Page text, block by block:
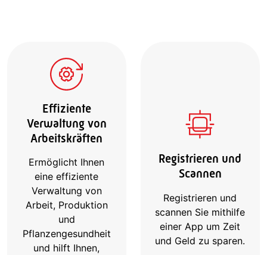
Effiziente
Verwaltung von
Arbeitskräften
Ermöglicht Ihnen
eine effiziente
Verwaltung von
Arbeit, Produktion
und
Pflanzengesundheit
und hilft Ihnen,
Registrieren und
Scannen
Registrieren und
scannen Sie mithilfe
einer App um Zeit
und Geld zu sparen.